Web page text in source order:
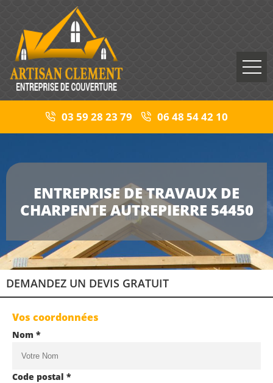
03 59 28 23 79 06 48 54 42 10
ENTREPRISE DE TRAVAUX DE
CHARPENTE AUTREPIERRE 54450
DEMANDEZ UN DEVIS GRATUIT
Vos coordonnées
Nom *
Code postal *